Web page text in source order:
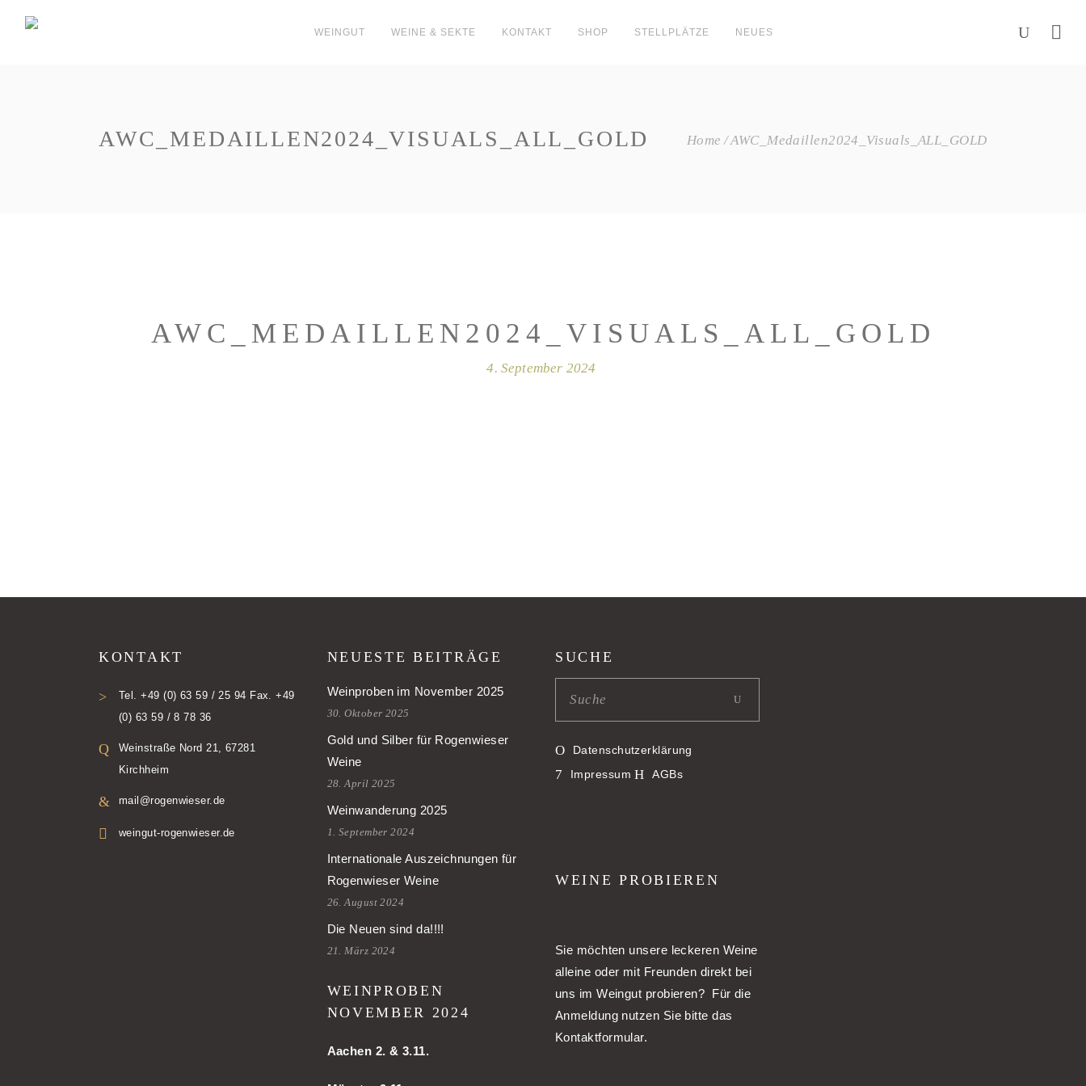
WEINGUT WEINE & SEKTE KONTAKT SHOP STELLPLÄTZE NEUES
AWC_MEDAILLEN2024_VISUALS_ALL_GOLD Home AWC_Medaillen2024_Visuals_ALL_GOLD
AWC_MEDAILLEN2024_VISUALS_ALL_GOLD
4. September 2024
KONTAKT
Tel. +49 (0) 63 59 / 25 94 Fax. +49
(0) 63 59 / 8 78 36
Weinstraße Nord 21, 67281
Kirchheim
mail@rogenwieser.de
weingut-rogenwieser.de
NEUESTE BEITRÄGE
Weinproben im November 2025
30. Oktober 2025
Gold und Silber für Rogenwieser
Weine
28. April 2025
Weinwanderung 2025
1. September 2024
Internationale Auszeichnungen für
Rogenwieser Weine
26. August 2024
Die Neuen sind da!!!!
21. März 2024
WEINPROBEN
NOVEMBER 2024
Aachen 2. & 3.11.
SUCHE
Datenschutzerklärung
Impressum
AGBs
WEINE PROBIEREN
Sie möchten unsere leckeren Weine
alleine oder mit Freunden direkt bei
uns im Weingut probieren? Für die
Anmeldung nutzen Sie bitte das
Kontaktformular.